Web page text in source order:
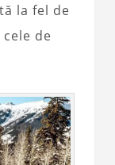
la fel de
de